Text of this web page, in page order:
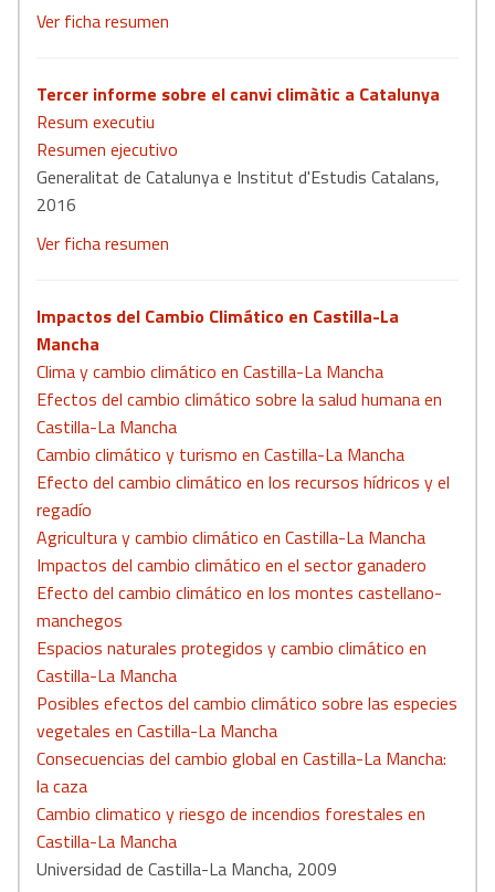
Ver ficha resumen
Tercer informe sobre el canvi climàtic a Catalunya
Resum executiu
Resumen ejecutivo
Generalitat de Catalunya e Institut d'Estudis Catalans,
2016
Ver ficha resumen
Impactos del Cambio Climático en Castilla-La
Mancha
Clima y cambio climático en Castilla-La Mancha
Efectos del cambio climático sobre la salud humana en
Castilla-La Mancha
Cambio climático y turismo en Castilla-La Mancha
Efecto del cambio climático en los recursos hídricos y el
regadío
Agricultura y cambio climático en Castilla-La Mancha
Impactos del cambio climático en el sector ganadero
Efecto del cambio climático en los montes castellano-
manchegos
Espacios naturales protegidos y cambio climático en
Castilla-La Mancha
Posibles efectos del cambio climático sobre las especies
vegetales en Castilla-La Mancha
Consecuencias del cambio global en Castilla-La Mancha:
la caza
Cambio climatico y riesgo de incendios forestales en
Castilla-La Mancha
Universidad de Castilla-La Mancha, 2009